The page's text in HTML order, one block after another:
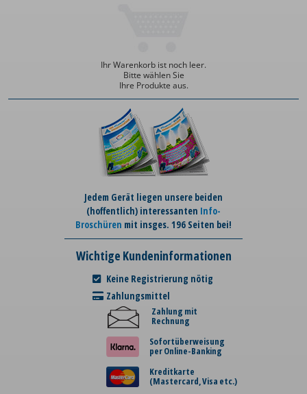
Ihr Warenkorb ist noch leer.
Bitte wählen Sie
Ihre Produkte aus.
Jedem Gerät liegen unsere beiden
(hoffentlich) interessanten Info-
Broschüren mit insges. 196 Seiten bei!
Wichtige Kundeninformationen
Keine Registrierung nötig
Zahlungsmittel
Zahlung mit
Rechnung
Sofortüberweisung
per Online-Banking
Kreditkarte
(Mastercard, Visa etc.)